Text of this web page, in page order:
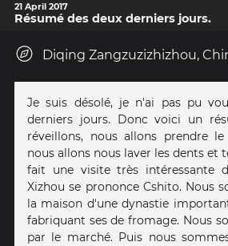
21 April 2017
Résumé des deux derniers jours.
Diqing Zangzuzizhizhou,
Je suis désolé, je n'ai pas pu
derniers jours. Donc voici un
réveillons, nous allons prendre
nous allons nous laver les dents et
fait une visite très intéressante
Xizhou se prononce Cshito. Nous
la maison d'une dynastie
fabriquant ses de fromage. Nous
par le marché. Puis nous